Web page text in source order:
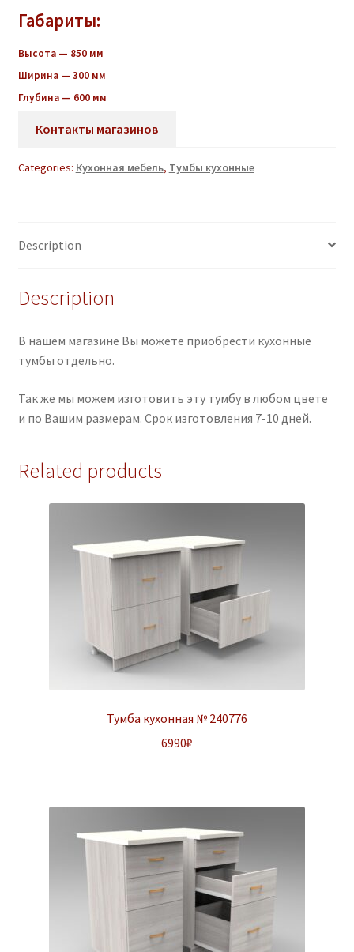
Габариты:
Высота — 850 мм
Ширина — 300 мм
Глубина — 600 мм
Контакты магазинов
Categories: Кухонная мебель, Тумбы кухонные
Description
Description
В нашем магазине Вы можете приобрести кухонные
тумбы отдельно.
Так же мы можем изготовить эту тумбу в любом цвете
и по Вашим размерам. Срок изготовления 7-10 дней.
Related products
Тумба кухонная № 240776
6990₽